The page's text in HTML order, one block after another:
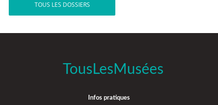
TOUS LES DOSSIERS
TousLesMusées
Infos pratiques